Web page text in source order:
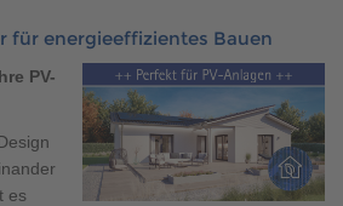
für energieeffizientes Bauen
PV-
es